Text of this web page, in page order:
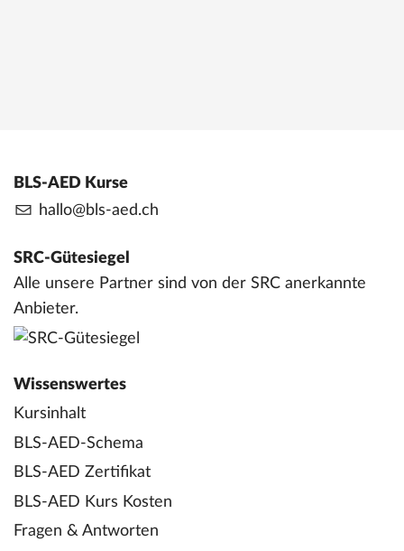
BLS-AED Kurse
hallo@bls-aed.ch
SRC-Gütesiegel
Alle unsere Partner sind von der SRC anerkannte
Anbieter.
Wissenswertes
Kursinhalt
BLS-AED-Schema
BLS-AED Zertifikat
BLS-AED Kurs Kosten
Fragen & Antworten